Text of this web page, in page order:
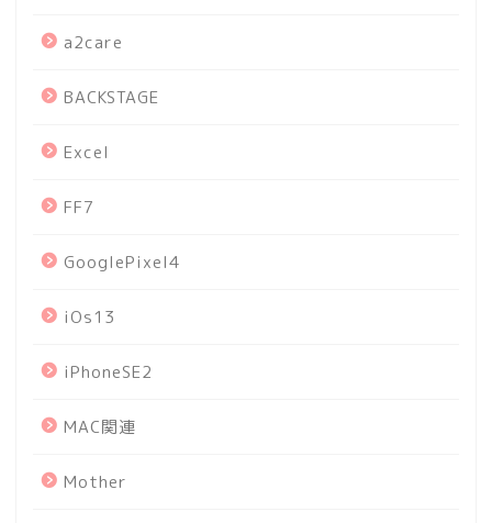
a2care
BACKSTAGE
Excel
FF7
GooglePixel4
iOs13
iPhoneSE2
MAC関連
Mother